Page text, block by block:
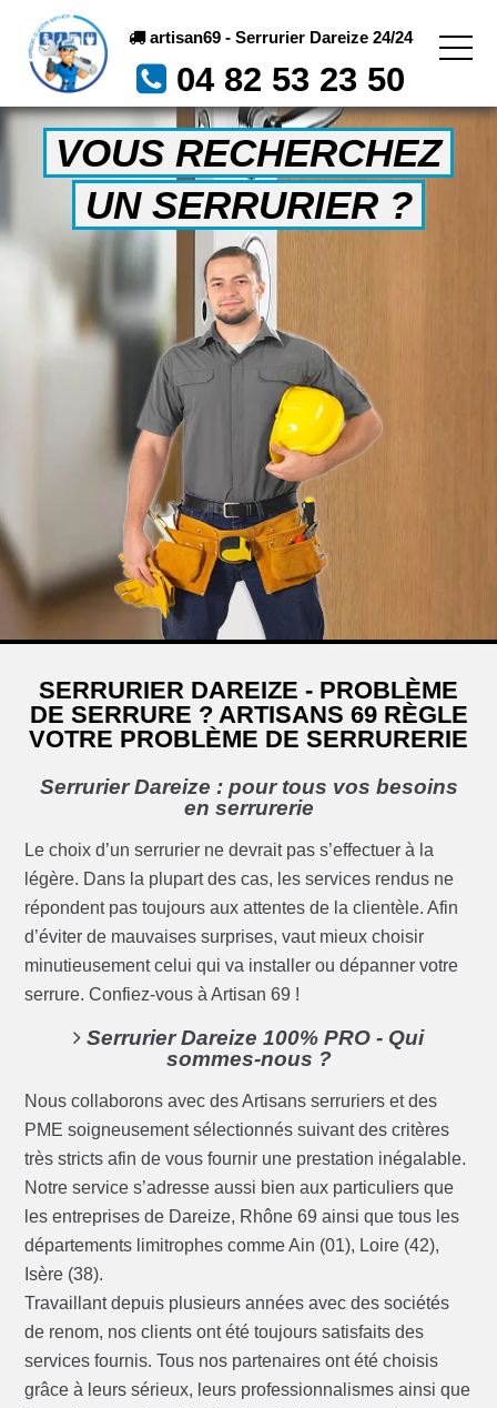
artisan69 - Serrurier Dareize 24/24
04 82 53 23 50
VOUS RECHERCHEZ
UN SERRURIER ?
SERRURIER DAREIZE - PROBLÈME
DE SERRURE ? ARTISANS 69 RÈGLE
VOTRE PROBLÈME DE SERRURERIE
Serrurier Dareize : pour tous vos besoins
en serrurerie
Le choix d’un serrurier ne devrait pas s’effectuer à la
légère. Dans la plupart des cas, les services rendus ne
répondent pas toujours aux attentes de la clientèle. Afin
d’éviter de mauvaises surprises, vaut mieux choisir
minutieusement celui qui va installer ou dépanner votre
serrure. Confiez-vous à Artisan 69 !
Serrurier Dareize 100% PRO - Qui
sommes-nous ?
Nous collaborons avec des Artisans serruriers et des
PME soigneusement sélectionnés suivant des critères
très stricts afin de vous fournir une prestation inégalable.
Notre service s’adresse aussi bien aux particuliers que
les entreprises de Dareize, Rhône 69 ainsi que tous les
départements limitrophes comme Ain (01), Loire (42),
Isère (38).
Travaillant depuis plusieurs années avec des sociétés
de renom, nos clients ont été toujours satisfaits des
services fournis. Tous nos partenaires ont été choisis
grâce à leurs sérieux, leurs professionnalismes ainsi que